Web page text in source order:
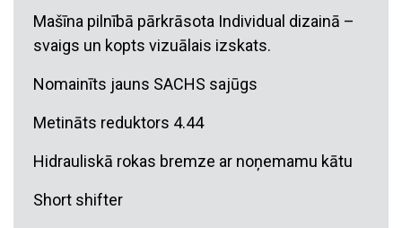
Mašīna pilnībā pārkrāsota Individual dizainā –
svaigs un kopts vizuālais izskats.
Nomainīts jauns SACHS sajūgs
Metināts reduktors 4.44
Hidrauliskā rokas bremze ar noņemamu kātu
Short shifter